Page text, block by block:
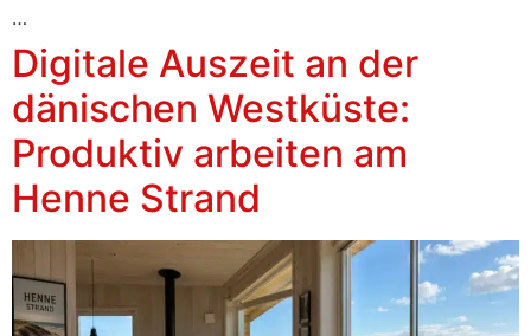
…
Digitale Auszeit an der
dänischen Westküste:
Produktiv arbeiten am
Henne Strand